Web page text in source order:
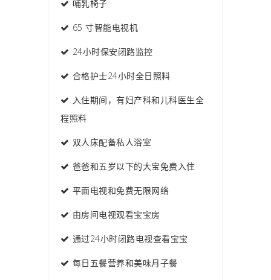
哺乳椅子
65 寸智能电视机
24小时保安闭路监控
合格护士24小时全日照料
入住期间，有妇产科和儿科医生全
程照料
双人床配备私人浴室
爸爸和五岁以下的大宝免费入住
平面电视和免费无限网络
由房间电视观看宝宝房
通过24小时闭路电视查看宝宝
每日五餐营养和美味月子餐